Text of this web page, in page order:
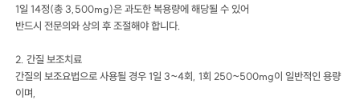
1일 14정(총 3,500mg)은 과도한 복용량에 해당될 수 있어
반드시 전문의와 상의 후 조절해야 합니다.
2. 간질 보조치료
간질의 보조요법으로 사용될 경우 1일 3~4회, 1회 250~500mg이 일반적인 용량
이며,